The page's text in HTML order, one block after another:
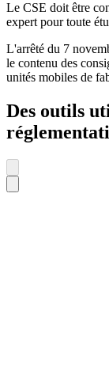
Le CSE doit être
expert pour toute
L'arrêté du 7
le contenu des
unités mobiles de
Des outils